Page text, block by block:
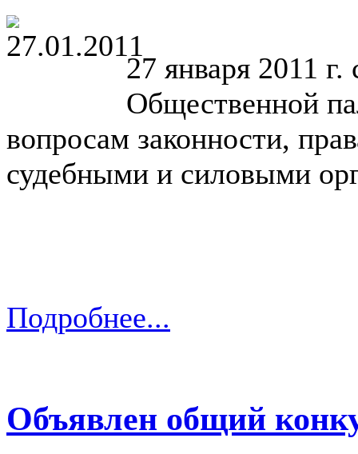
27 января 2011 г.
Общественной
вопросам законности,
судебными и силовыми
Подробнее...
Объявлен общий